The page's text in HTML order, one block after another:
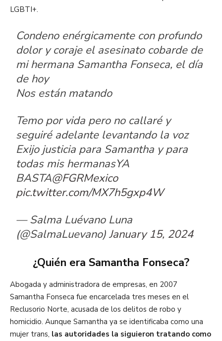
LGBTI+.
Condeno enérgicamente con profundo
dolor y coraje el asesinato cobarde de
mi hermana Samantha Fonseca, el día
de hoy
Nos están matando
Temo por vida pero no callaré y
seguiré adelante levantando la voz
Exijo justicia para Samantha y para
todas mis hermanasYA
BASTA@FGRMexico
pic.twitter.com/MX7h5gxp4W
— Salma Luévano Luna
(@SalmaLuevano)January 15, 2024
¿Quién era Samantha Fonseca?
Abogada y administradora de empresas, en 2007
Samantha Fonseca fue encarcelada tres meses en el
Reclusorio Norte, acusada de los delitos de robo y
homicidio. Aunque Samantha ya se identificaba como una
mujer trans, las autoridades la siguieron tratando como